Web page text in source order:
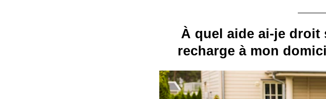
À quel aide ai-je droit
recharge à mon